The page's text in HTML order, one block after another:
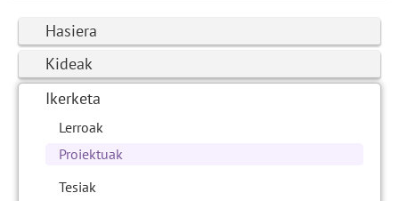
Hasiera
Kideak
Ikerketa
Lerroak
Proiektuak
Tesiak